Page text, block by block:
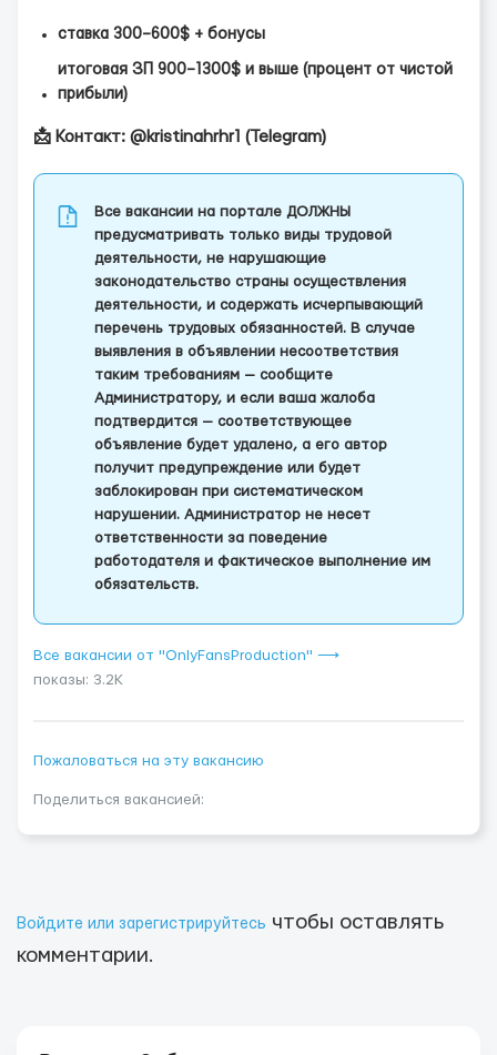
ставка 300–600$ + бонусы
итоговая ЗП 900–1300$ и выше (процент от чистой
прибыли)
📩 Контакт: @kristinahrhr1 (Telegram)
Все вакансии на портале ДОЛЖНЫ
предусматривать только виды трудовой
деятельности, не нарушающие
законодательство страны осуществления
деятельности, и содержать исчерпывающий
перечень трудовых обязанностей. В случае
выявления в объявлении несоответствия
таким требованиям — сообщите
Администратору, и если ваша жалоба
подтвердится — соответствующее
объявление будет удалено, а его автор
получит предупреждение или будет
заблокирован при систематическом
нарушении. Администратор не несет
ответственности за поведение
работодателя и фактическое выполнение им
обязательств.
Все вакансии от "OnlyFansProduction" ⟶
показы: 3.2K
Пожаловаться на эту вакансию
Поделиться вакансией:
Войдите или зарегистрируйтесь чтобы оставлять
комментарии.